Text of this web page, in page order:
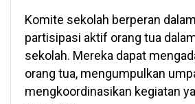
Komite sekolah berperan
partisipasi aktif orang tua
sekolah. Mereka dapat
orang tua, mengumpulkan
mengkoordinasikan kegiatan